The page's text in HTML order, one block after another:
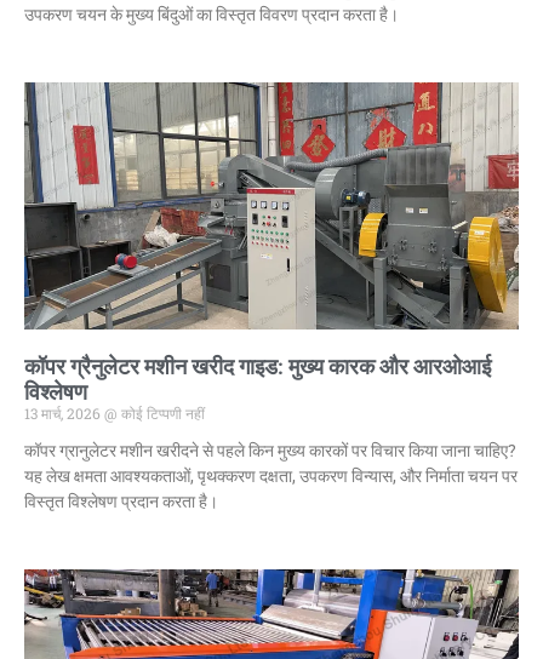
उपकरण चयन के मुख्य बिंदुओं का विस्तृत विवरण प्रदान करता है।
कॉपर ग्रैनुलेटर मशीन खरीद गाइड: मुख्य कारक और आरओआई
विश्लेषण
13 मार्च, 2026
कोई टिप्पणी नहीं
कॉपर ग्रानुलेटर मशीन खरीदने से पहले किन मुख्य कारकों पर विचार किया जाना चाहिए?
यह लेख क्षमता आवश्यकताओं, पृथक्करण दक्षता, उपकरण विन्यास, और निर्माता चयन पर
विस्तृत विश्लेषण प्रदान करता है।